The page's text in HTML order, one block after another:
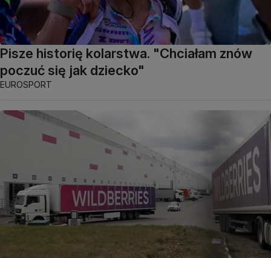
Pisze historię kolarstwa. "Chciałam znów
poczuć się jak dziecko"
EUROSPORT